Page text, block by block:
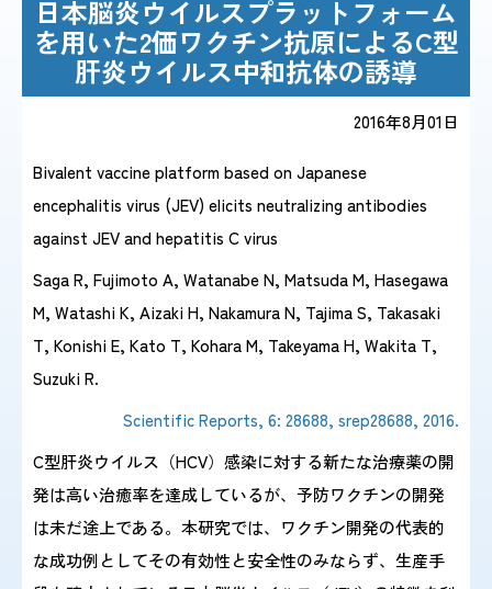
研究関係
国際協力・
人材育成関係
広報関係
サーベイランス情報
日本脳炎ウイルスプラットフォーム
を用いた2価ワクチン抗原によるC型
肝炎ウイルス中和抗体の誘導
2016年8月01日
Bivalent vaccine platform based on Japanese
encephalitis virus (JEV) elicits neutralizing antibodies
against JEV and hepatitis C virus
Saga R, Fujimoto A, Watanabe N, Matsuda M, Hasegawa
M, Watashi K, Aizaki H, Nakamura N, Tajima S, Takasaki
T, Konishi E, Kato T, Kohara M, Takeyama H, Wakita T,
Suzuki R.
Scientific Reports, 6: 28688, srep28688, 2016.
C型肝炎ウイルス（HCV）感染に対する新たな治療薬の開
発は高い治癒率を達成しているが、予防ワクチンの開発
は未だ途上である。本研究では、ワクチン開発の代表的
な成功例としてその有効性と安全性のみならず、生産手